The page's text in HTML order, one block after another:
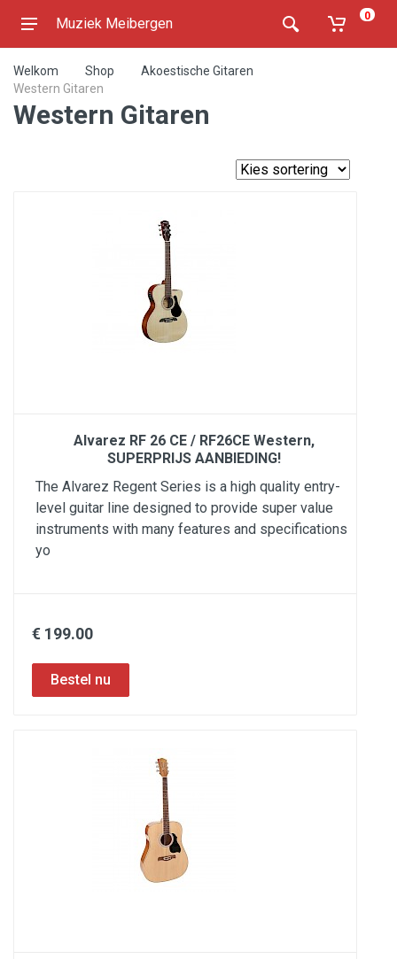
Muziek Meibergen 0
Welkom Shop
Akoestische Gitaren
Western Gitaren
Western Gitaren
Alvarez RF 26 CE / RF26CE Western,
SUPERPRIJS AANBIEDING!
The Alvarez Regent Series is a high quality entry-
level guitar line designed to provide super value
instruments with many features and specifications
yo
€ 199.00